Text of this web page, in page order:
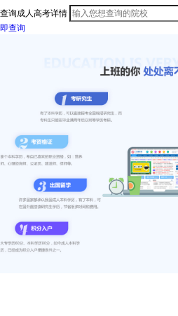
查询成人高考详情
即查询